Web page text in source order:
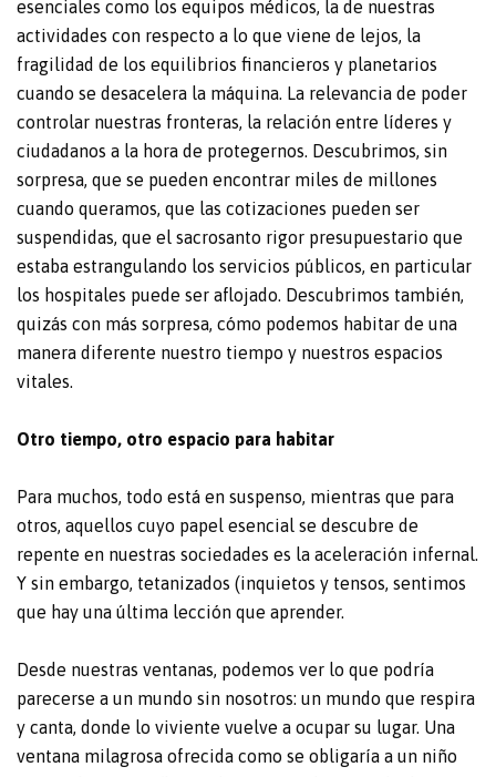
esenciales como los equipos médicos, la de nuestras
actividades con respecto a lo que viene de lejos, la
fragilidad de los equilibrios financieros y planetarios
cuando se desacelera la máquina. La relevancia de poder
controlar nuestras fronteras, la relación entre líderes y
ciudadanos a la hora de protegernos. Descubrimos, sin
sorpresa, que se pueden encontrar miles de millones
cuando queramos, que las cotizaciones pueden ser
suspendidas, que el sacrosanto rigor presupuestario que
estaba estrangulando los servicios públicos, en particular
los hospitales puede ser aflojado. Descubrimos también,
quizás con más sorpresa, cómo podemos habitar de una
manera diferente nuestro tiempo y nuestros espacios
vitales.
Otro tiempo, otro espacio para habitar
Para muchos, todo está en suspenso, mientras que para
otros, aquellos cuyo papel esencial se descubre de
repente en nuestras sociedades es la aceleración infernal.
Y sin embargo, tetanizados (inquietos y tensos, sentimos
que hay una última lección que aprender.
Desde nuestras ventanas, podemos ver lo que podría
parecerse a un mundo sin nosotros: un mundo que respira
y canta, donde lo viviente vuelve a ocupar su lugar. Una
ventana milagrosa ofrecida como se obligaría a un niño